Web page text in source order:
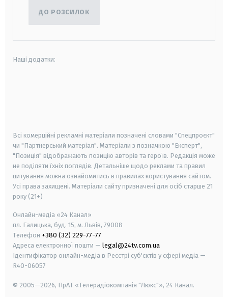
ДО РОЗСИЛОК
Наші додатки:
Всі комерційні рекламні матеріали позначені словами "Спецпроєкт"
чи "Партнерський матеріал". Матеріали з позначкою "Експерт",
"Позиція" відображають позицію авторів та героїв. Редакція може
не поділяти їхніх поглядів. Детальніше щодо реклами та правил
цитування можна ознайомитись в правилах користування сайтом.
Усі права захищені. Матеріали сайту призначені для осіб старше 21
року (21+)
Онлайн-медіа «24 Канал»
пл. Галицька, буд. 15, м. Львів, 79008
Телефон +380 (32) 229-77-77
Адреса електронної пошти — legal@24tv.com.ua
Ідентифікатор онлайн-медіа в Реєстрі суб'єктів у сфері медіа —
R40-06057
© 2005—2026, ПрАТ «Телерадіокомпанія "Люкс"», 24 Канал.